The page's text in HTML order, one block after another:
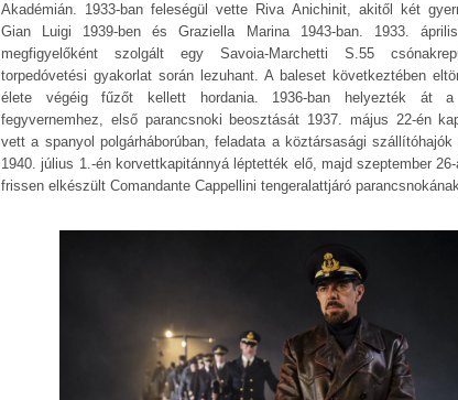
Akadémián. 1933-ban feleségül vette Riva Anichinit, akitől két
Gian Luigi 1939-ben és Graziella Marina 1943-ban. 1933.
megfigyelőként szolgált egy Savoia-Marchetti S.55
torpedóvetési gyakorlat során lezuhant. A baleset következtében
élete végéig fűzőt kellett hordania. 1936-ban helyezték át a
fegyvernemhez, első parancsnoki beosztását 1937. május 22-én
vett a spanyol polgárháborúban, feladata a köztársasági
1940. július 1.-én korvettkapitánnyá léptették elő, majd szeptember
frissen elkészült Comandante Cappellini tengeralattjáró